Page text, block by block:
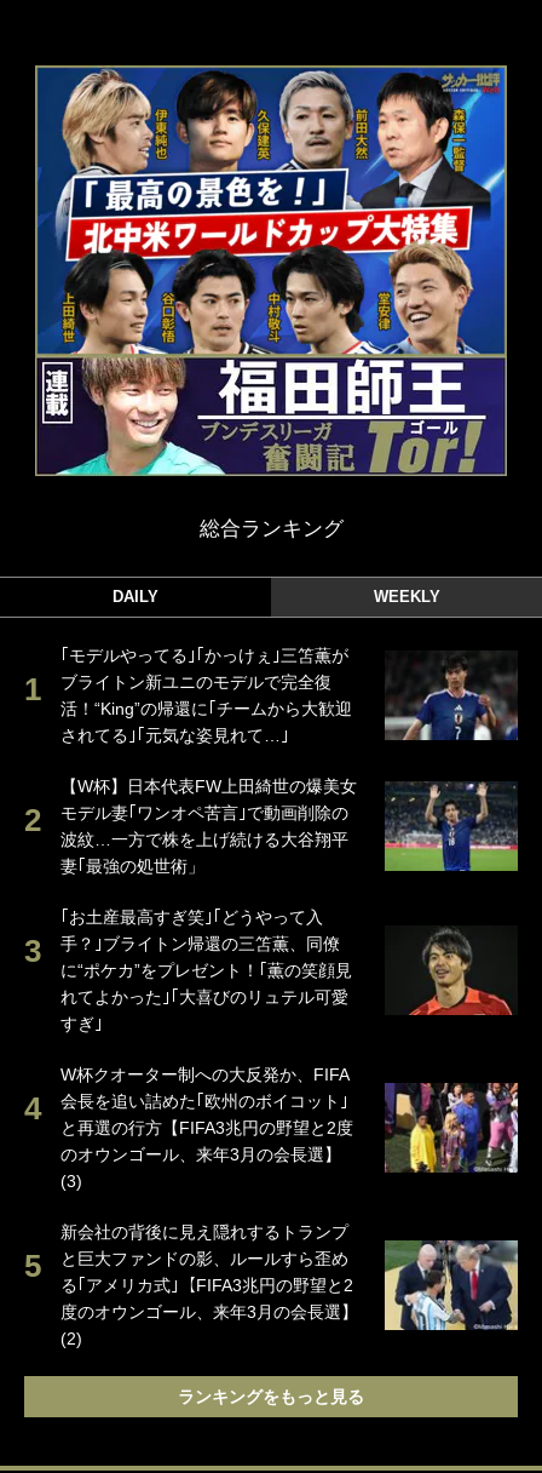
総合ランキング
DAILY WEEKLY
｢モデルやってる｣｢かっけぇ｣三笘薫が
ブライトン新ユニのモデルで完全復
活！“King”の帰還に｢チームから大歓迎
されてる｣｢元気な姿見れて…｣
【W杯】日本代表FW上田綺世の爆美女
モデル妻｢ワンオペ苦言｣で動画削除の
波紋…一方で株を上げ続ける大谷翔平
妻｢最強の処世術」
｢お土産最高すぎ笑｣｢どうやって入
手？｣ブライトン帰還の三笘薫、同僚
に“ポケカ”をプレゼント！｢薫の笑顔見
れてよかった｣｢大喜びのリュテル可愛
すぎ｣
W杯クオーター制への大反発か、FIFA
会長を追い詰めた｢欧州のボイコット｣
と再選の行方【FIFA3兆円の野望と2度
のオウンゴール、来年3月の会長選】
(3)
新会社の背後に見え隠れするトランプ
と巨大ファンドの影、ルールすら歪め
る｢アメリカ式｣【FIFA3兆円の野望と2
度のオウンゴール、来年3月の会長選】
(2)
ランキングをもっと見る